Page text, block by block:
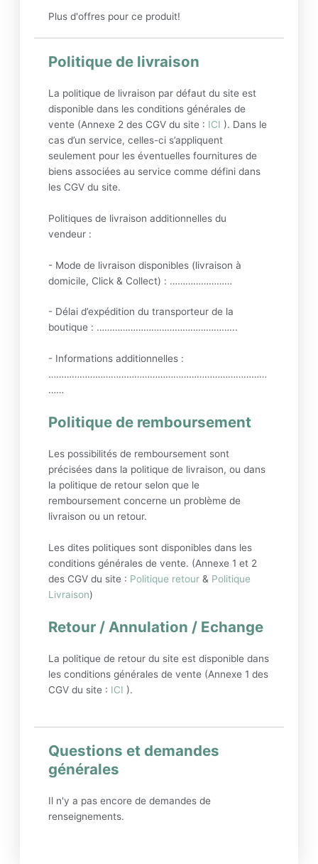
Plus d'offres pour ce produit!
Politique de livraison
La politique de livraison par défaut du site est
disponible dans les conditions générales de
vente (Annexe 2 des CGV du site : ICI ). Dans le
cas d’un service, celles-ci s’appliquent
seulement pour les éventuelles fournitures de
biens associées au service comme défini dans
les CGV du site.
Politiques de livraison additionnelles du
vendeur :
- Mode de livraison disponibles (livraison à
domicile, Click & Collect) : ……………………
- Délai d’expédition du transporteur de la
boutique : ……………………………………………...
- Informations additionnelles :
…………………………………………………………………………
……
Politique de remboursement
Les possibilités de remboursement sont
précisées dans la politique de livraison, ou dans
la politique de retour selon que le
remboursement concerne un problème de
livraison ou un retour.
Les dites politiques sont disponibles dans les
conditions générales de vente. (Annexe 1 et 2
des CGV du site : Politique retour & Politique
Livraison)
Retour / Annulation / Echange
La politique de retour du site est disponible dans
les conditions générales de vente (Annexe 1 des
CGV du site : ICI ).
Questions et demandes
générales
Il n'y a pas encore de demandes de
renseignements.